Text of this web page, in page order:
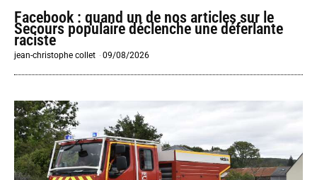
Facebook : quand un de nos articles sur le
Secours populaire déclenche une déferlante
raciste
jean-christophe collet -09/08/2026